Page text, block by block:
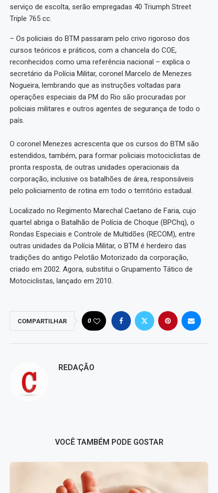
serviço de escolta, serão empregadas 40 Triumph Street
Triple 765 cc.
– Os policiais do BTM passaram pelo crivo rigoroso dos
cursos teóricos e práticos, com a chancela do COE,
reconhecidos como uma referência nacional – explica o
secretário da Polícia Militar, coronel Marcelo de Menezes
Nogueira, lembrando que as instruções voltadas para
operações especiais da PM do Rio são procuradas por
policiais militares e outros agentes de segurança de todo o
país.
O coronel Menezes acrescenta que os cursos do BTM são
estendidos, também, para formar policiais motociclistas de
pronta resposta, de outras unidades operacionais da
corporação, inclusive os batalhões de área, responsáveis
pelo policiamento de rotina em todo o território estadual.
Localizado no Regimento Marechal Caetano de Faria, cujo
quartel abriga o Batalhão de Polícia de Choque (BPChq), o
Rondas Especiais e Controle de Multidões (RECOM), entre
outras unidades da Polícia Militar, o BTM é herdeiro das
tradições do antigo Pelotão Motorizado da corporação,
criado em 2002. Agora, substitui o Grupamento Tático de
Motociclistas, lançado em 2010.
COMPARTILHAR 0
REDAÇÃO
VOCÊ TAMBÉM PODE GOSTAR